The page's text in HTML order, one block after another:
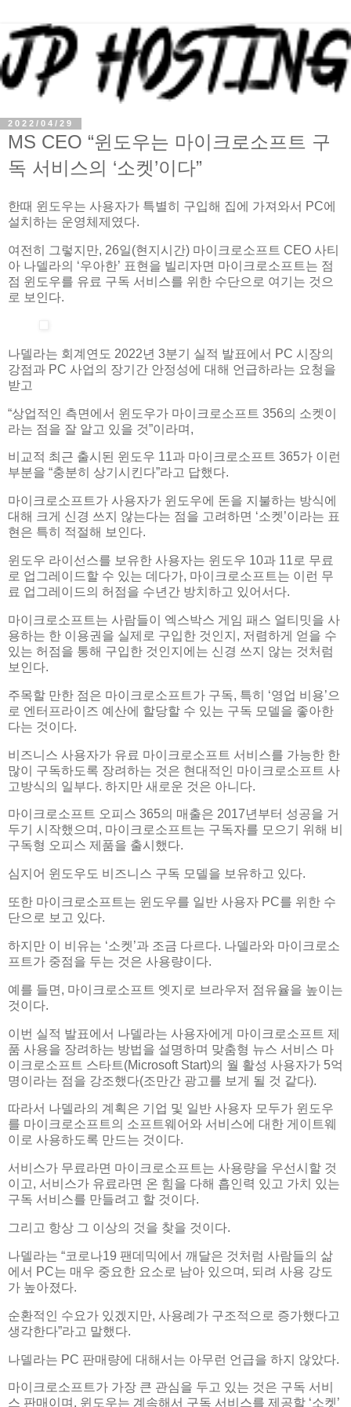
2022/04/29
MS CEO “윈도우는 마이크로소프트 구
독 서비스의 ‘소켓’이다”
한때 윈도우는 사용자가 특별히 구입해 집에 가져와서 PC에
설치하는 운영체제였다.
여전히 그렇지만, 26일(현지시간) 마이크로소프트 CEO 사티
아 나델라의 ‘우아한’ 표현을 빌리자면 마이크로소프트는 점
점 윈도우를 유료 구독 서비스를 위한 수단으로 여기는 것으
로 보인다.
나델라는 회계연도 2022년 3분기 실적 발표에서 PC 시장의
강점과 PC 사업의 장기간 안정성에 대해 언급하라는 요청을
받고
“상업적인 측면에서 윈도우가 마이크로소프트 356의 소켓이
라는 점을 잘 알고 있을 것”이라며,
비교적 최근 출시된 윈도우 11과 마이크로소프트 365가 이런
부분을 “충분히 상기시킨다”라고 답했다.
마이크로소프트가 사용자가 윈도우에 돈을 지불하는 방식에
대해 크게 신경 쓰지 않는다는 점을 고려하면 ‘소켓’이라는 표
현은 특히 적절해 보인다.
윈도우 라이선스를 보유한 사용자는 윈도우 10과 11로 무료
로 업그레이드할 수 있는 데다가, 마이크로소프트는 이런 무
료 업그레이드의 허점을 수년간 방치하고 있어서다.
마이크로소프트는 사람들이 엑스박스 게임 패스 얼티밋을 사
용하는 한 이용권을 실제로 구입한 것인지, 저렴하게 얻을 수
있는 허점을 통해 구입한 것인지에는 신경 쓰지 않는 것처럼
보인다.
주목할 만한 점은 마이크로소프트가 구독, 특히 ‘영업 비용’으
로 엔터프라이즈 예산에 할당할 수 있는 구독 모델을 좋아한
다는 것이다.
비즈니스 사용자가 유료 마이크로소프트 서비스를 가능한 한
많이 구독하도록 장려하는 것은 현대적인 마이크로소프트 사
고방식의 일부다. 하지만 새로운 것은 아니다.
마이크로소프트 오피스 365의 매출은 2017년부터 성공을 거
두기 시작했으며, 마이크로소프트는 구독자를 모으기 위해 비
구독형 오피스 제품을 출시했다.
심지어 윈도우도 비즈니스 구독 모델을 보유하고 있다.
또한 마이크로소프트는 윈도우를 일반 사용자 PC를 위한 수
단으로 보고 있다.
하지만 이 비유는 ‘소켓’과 조금 다르다. 나델라와 마이크로소
프트가 중점을 두는 것은 사용량이다.
예를 들면, 마이크로소프트 엣지로 브라우저 점유율을 높이는
것이다.
이번 실적 발표에서 나델라는 사용자에게 마이크로소프트 제
품 사용을 장려하는 방법을 설명하며 맞춤형 뉴스 서비스 마
이크로소프트 스타트(Microsoft Start)의 월 활성 사용자가 5억
명이라는 점을 강조했다(조만간 광고를 보게 될 것 같다).
따라서 나델라의 계획은 기업 및 일반 사용자 모두가 윈도우
를 마이크로소프트의 소프트웨어와 서비스에 대한 게이트웨
이로 사용하도록 만드는 것이다.
서비스가 무료라면 마이크로소프트는 사용량을 우선시할 것
이고, 서비스가 유료라면 온 힘을 다해 흡인력 있고 가치 있는
구독 서비스를 만들려고 할 것이다.
그리고 항상 그 이상의 것을 찾을 것이다.
나델라는 “코로나19 팬데믹에서 깨달은 것처럼 사람들의 삶
에서 PC는 매우 중요한 요소로 남아 있으며, 되려 사용 강도
가 높아졌다.
순환적인 수요가 있겠지만, 사용례가 구조적으로 증가했다고
생각한다”라고 말했다.
나델라는 PC 판매량에 대해서는 아무런 언급을 하지 않았다.
마이크로소프트가 가장 큰 관심을 두고 있는 것은 구독 서비
스 판매이며, 윈도우는 계속해서 구독 서비스를 제공할 ‘소켓’